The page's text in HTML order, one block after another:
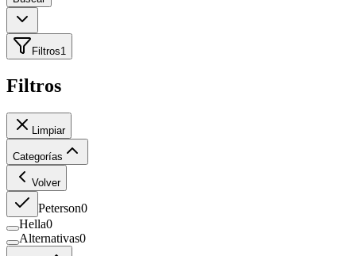
Filtros1
Filtros
Limpiar
Categorías
Volver
Peterson0
Hella0
Alternativas0